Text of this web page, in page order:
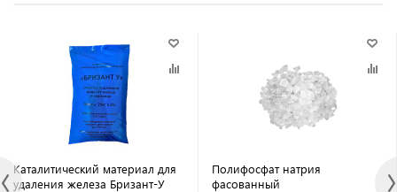
Каталитический материал для
удаления железа Бризант-У
Полифосфат натрия
фасованный